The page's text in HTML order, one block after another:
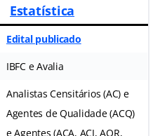
Estatística
Edital publicado
IBFC e Avalia
Analistas Censitários (AC) e
Agentes de Qualidade (ACQ)
e Agentes (ACA, ACI, AOR,